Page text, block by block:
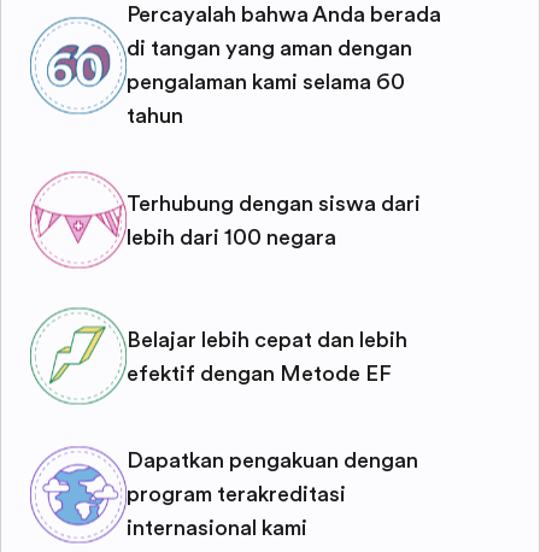
Percayalah bahwa Anda berada
di tangan yang aman dengan
pengalaman kami selama 60
tahun
Terhubung dengan siswa dari
lebih dari 100 negara
Belajar lebih cepat dan lebih
efektif dengan Metode EF
Dapatkan pengakuan dengan
program terakreditasi
internasional kami